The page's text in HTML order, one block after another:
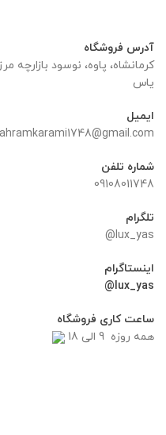
آدرس فروشگاه
یاس
ایمیل
شماره تلفن
09108011748
تلگرام
lux_yas@
اینستاگرام
lux_yas@
ساعت کاری فروشگاه
همه روزه 9 الی 18